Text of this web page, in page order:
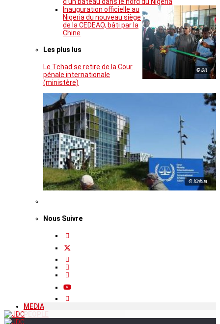
© DR
Inauguration officielle au
Nigeria du nouveau siège
de la CEDEAO, bâti par la
Chine
Les plus lus
Le Tchad se retire de la Cour
pénale internationale
(ministère)
© Xinhua
Nous Suivre
MEDIA
PEOPLE